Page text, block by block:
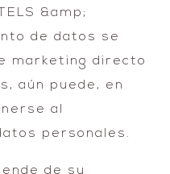
&amp;
de datos se
marketing directo
aún puede, en
al
personales.
de su